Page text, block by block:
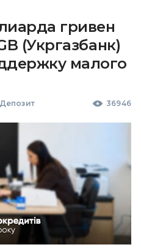
гривен
(Укргазбанк)
малого
36946